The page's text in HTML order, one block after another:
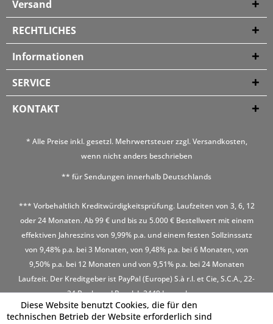
Versand
RECHTLICHES
Informationen
SERVICE
KONTAKT
* Alle Preise inkl. gesetzl. Mehrwertsteuer zzgl.Versandkosten,
wenn nicht anders beschrieben
** für Sendungen innerhalb Deutschlands
*** Vorbehaltlich Kreditwürdigkeitsprüfung. Laufzeiten von 3, 6, 12
oder 24 Monaten. Ab 99 € und bis zu 5.000 € Bestellwert mit einem
effektiven Jahreszins von 9,99% p.a. und einem festen Sollzinssatz
von 9,48% p.a. bei 3 Monaten, von 9,48% p.a. bei 6 Monaten, von
9,50% p.a. bei 12 Monaten und von 9,51% p.a. bei 24 Monaten
Laufzeit. Der Kreditgeber ist PayPal (Europe) S.à r.l. et Cie, S.C.A., 22-
24 Boulevard Royal, L-2449 Luxembourg
Diese Website benutzt Cookies, die für den
technischen Betrieb der Website erforderlich sind